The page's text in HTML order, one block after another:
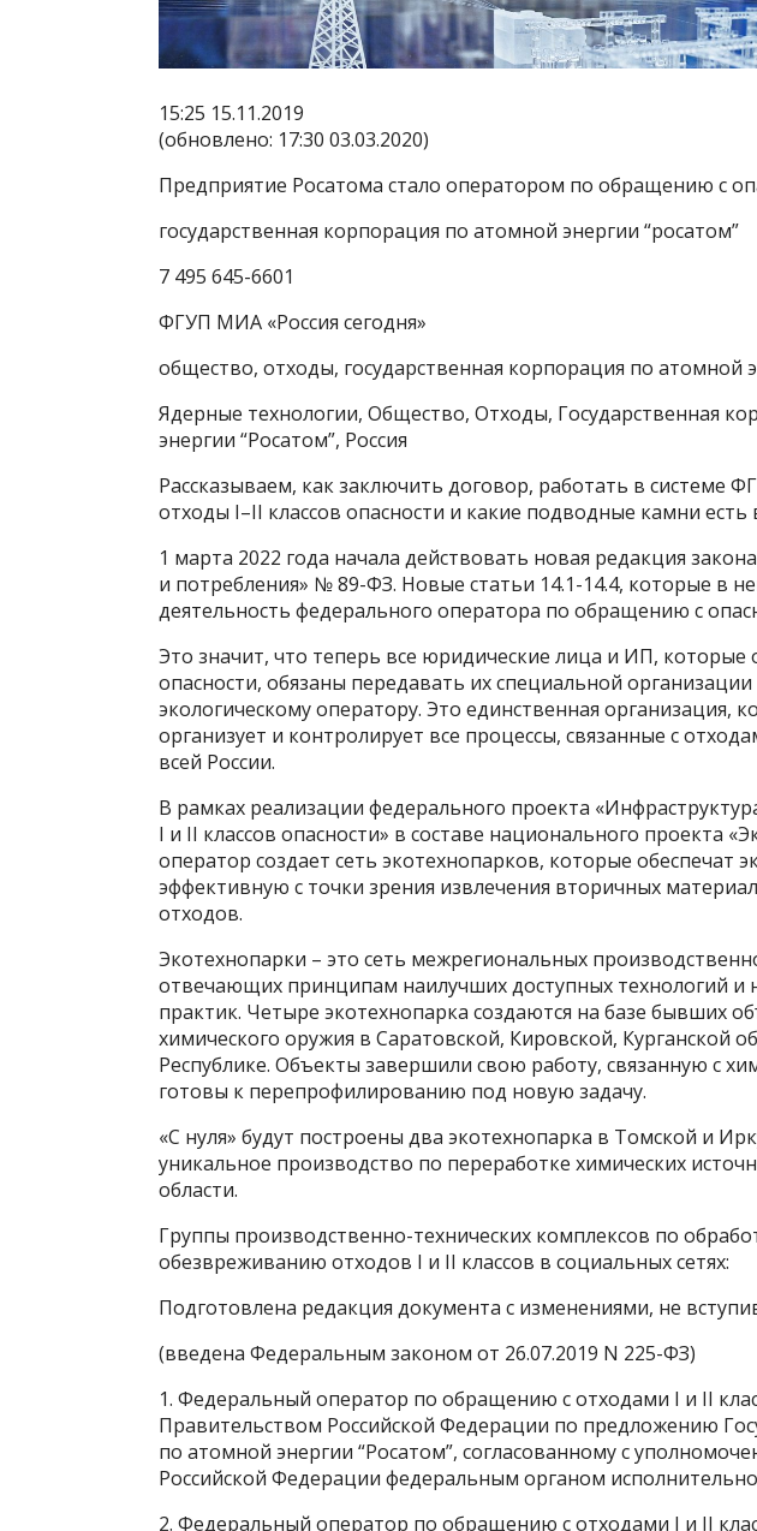
15:25 15.11.2019
(обновлено: 17:30 03.03.2020)
Предприятие Росатома стало оператором по обращению с
государственная корпорация по атомной энергии “росатом”
7 495 645-6601
ФГУП МИА «Россия сегодня»
общество, отходы, государственная корпорация по атомной
Ядерные технологии, Общество, Отходы, Государственная
энергии “Росатом”, Россия
Рассказываем, как заключить договор, работать в системе
отходы I–II классов опасности и какие подводные камни есть
1 марта 2022 года начала действовать новая редакция
и потребления» № 89-ФЗ. Новые статьи 14.1-14.4, которые в
деятельность федерального оператора по обращению с
Это значит, что теперь все юридические лица и ИП, которые
опасности, обязаны передавать их специальной
экологическому оператору. Это единственная организация,
организует и контролирует все процессы, связанные с
всей России.
В рамках реализации федерального проекта
I и II классов опасности» в составе национального проекта
оператор создает сеть экотехнопарков, которые обеспечат
эффективную с точки зрения извлечения вторичных
отходов.
Экотехнопарки – это сеть межрегиональных
отвечающих принципам наилучших доступных технологий и
практик. Четыре экотехнопарка создаются на базе бывших
химического оружия в Саратовской, Кировской, Курганской
Республике. Объекты завершили свою работу, связанную с
готовы к перепрофилированию под новую задачу.
«С нуля» будут построены два экотехнопарка в Томской и
уникальное производство по переработке химических
области.
Группы производственно-технических комплексов по
обезвреживанию отходов I и II классов в социальных сетях:
Подготовлена редакция документа с изменениями, не
(введена Федеральным законом от 26.07.2019 N 225-ФЗ)
1. Федеральный оператор по обращению с отходами I и II
Правительством Российской Федерации по предложению
по атомной энергии “Росатом”, согласованному с
Российской Федерации федеральным органом
2. Федеральный оператор по обращению с отходами I и II